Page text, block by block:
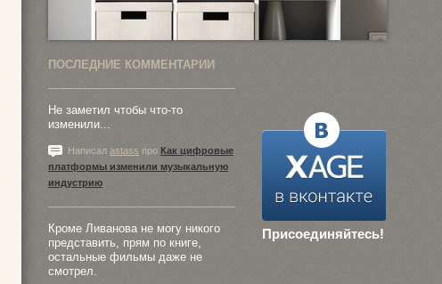
ПОСЛЕДНИЕ КОММЕНТАРИИ
Присоединяйтесь!
Не заметил чтобы что-то
изменили...
Написал astass про Как цифровые
платформы изменили музыкальную
индустрию
Кроме Ливанова не могу никого
представить, прям по книге,
остальные фильмы даже не
смотрел.